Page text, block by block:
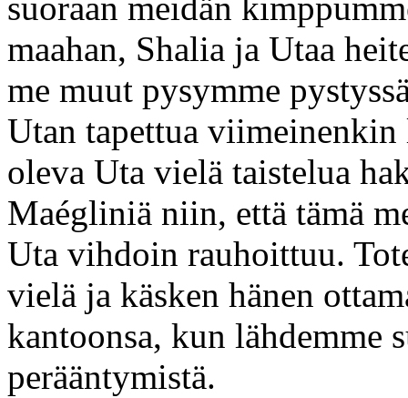
suoraan meidän
maahan, Shalia ja Utaa
me muut pysymme
Utan tapettua viimeinenkin
oleva Uta vielä taistelua
Maégliniä niin, että tämä
Uta vihdoin rauhoittuu.
vielä ja käsken hänen
kantoonsa, kun lähdemme
perääntymistä.